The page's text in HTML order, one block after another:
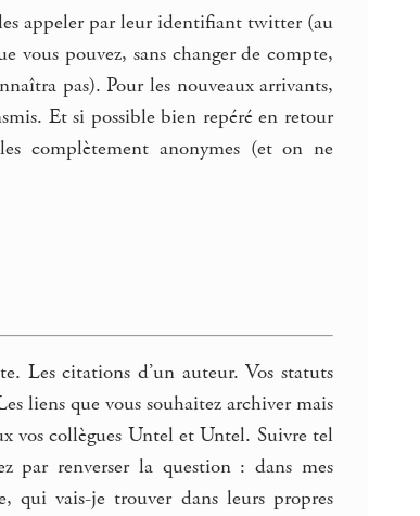
les appeler par leur identifiant twitter (au
vous pouvez, sans changer de compte,
pas). Pour les nouveaux arrivants,
Et si possible bien repéré en retour
complètement anonymes (et on ne
Les citations d’un auteur. Vos statuts
liens que vous souhaitez archiver mais
vos collègues Untel et Untel. Suivre tel
par renverser la question : dans mes
qui vais-je trouver dans leurs propres